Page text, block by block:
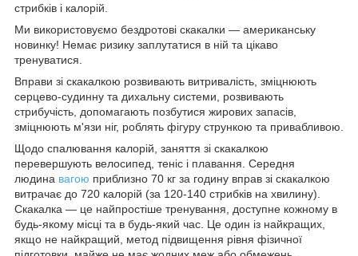
стрибків і калорій.
Ми використовуємо бездротові скакалки — американську
новинку! Немає ризику заплутатися в ній та цікаво
тренуватися.
Вправи зі скакалкою розвивають витривалість, зміцнюють
серцево-судинну та дихальну системи, розвивають
стрибучість, допомагають позбутися жирових запасів,
зміцнюють м'язи ніг, роблять фігуру стрункою та привабливою.
Щодо спалювання калорій, заняття зі скакалкою
перевершують велосипед, теніс і плавання. Середня
людина вагою приблизно 70 кг за годину вправ зі скакалкою
витрачає до 720 калорій (за 120-140 стрибків на хвилину).
Скакалка — це найпростіше тренування, доступне кожному в
будь-якому місці та в будь-який час. Це один із найкращих,
якщо не найкращий, метод підвищення рівня фізичної